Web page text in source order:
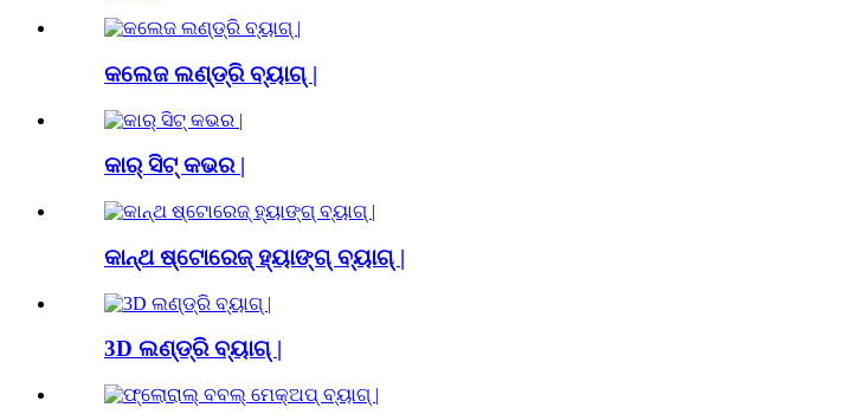
କଲେଜ ଲଣ୍ଡ୍ରି ବ୍ୟାଗ୍ |
କାର୍ ସିଟ୍ କଭର |
କାନ୍ଥ ଷ୍ଟୋରେଜ୍ ହ୍ୟାଙ୍ଗ୍ ବ୍ୟାଗ୍ |
3D ଲଣ୍ଡ୍ରି ବ୍ୟାଗ୍ |